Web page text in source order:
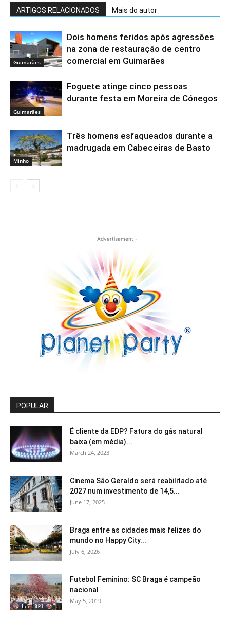
ARTIGOS RELACIONADOS Mais do autor
Guimarães
Dois homens feridos após agressões
na zona de restauração de centro
comercial em Guimarães
Guimarães
Foguete atinge cinco pessoas
durante festa em Moreira de Cónegos
Minho
Três homens esfaqueados durante a
madrugada em Cabeceiras de Basto
- Advertisement -
POPULAR
É cliente da EDP? Fatura do gás natural
baixa (em média)...
March 24, 2023
Cinema São Geraldo será reabilitado até
2027 num investimento de 14,5...
June 17, 2025
Braga entre as cidades mais felizes do
mundo no Happy City...
July 6, 2026
Futebol Feminino: SC Braga é campeão
nacional
May 5, 2019